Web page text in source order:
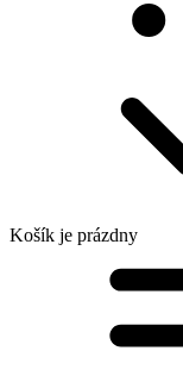
Košík je prázdny